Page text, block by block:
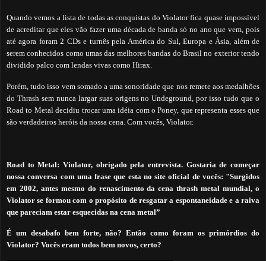
Quando vemos a lista de todas as conquistas do Violator fica quase impossível
de acreditar que eles vão fazer uma década de banda só no ano que vem, pois
até agora foram 2 CDs e turnês pela América do Sul, Europa e Ásia, além de
serem conhecidos como umas das melhores bandas do Brasil no exterior tendo
dividido palco com lendas vivas como Hirax.
Porém, tudo isso vem somado a uma sonoridade que nos remete aos medalhões
do Thrash sem nunca largar suas origens no Undeground, por isso tudo que o
Road to Metal decidiu trocar uma idéia com o Poney, que representa esses que
são verdadeiros heróis da nossa cena. Com vocês, Violator.
Road to Metal: Violator, obrigado pela entrevista. Gostaria de começar
nossa conversa com uma frase que esta no site oficial de vocês: "Surgidos
em 2002, antes mesmo do renascimento da cena thrash metal mundial, o
Violator se formou com o propósito de resgatar a espontaneidade e a raiva
que pareciam estar esquecidas na cena metal”
É um desabafo bem forte, não? Então como foram os primórdios do
Violator? Vocês eram todos bem novos, certo?